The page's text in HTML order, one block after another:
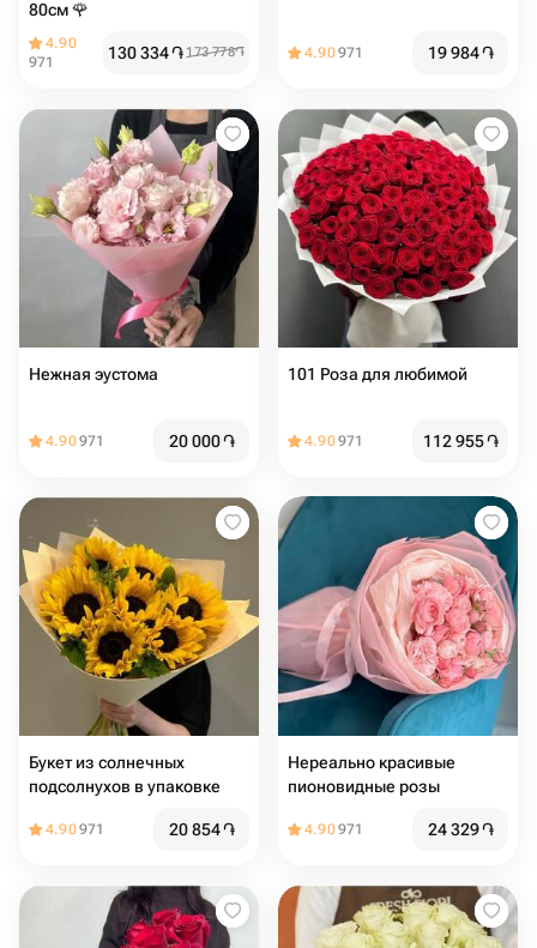
80см 🌹
4.90
971
130 334֏ 173 778֏ 4.90971 19 984֏
Нежная эустома
4.90971 20 000֏
101 Роза для любимой
4.90971 112 955֏
Букет из солнечных
подсолнухов в упаковке
4.90971 20 854֏
Нереально красивые
пионовидные розы
4.90971 24 329֏